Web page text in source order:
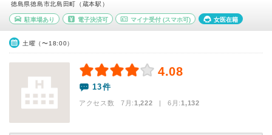
徳島県徳島市北島田町（蔵本駅）
駐車場あり 電子決済可 マイナ受付 (スマホ可) 女医在籍
土曜（〜18:00）
4.08
13件
アクセス数 7月:1,222 | 6月:1,132